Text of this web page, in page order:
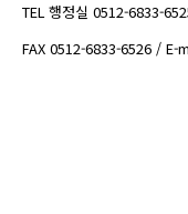
TEL 행정실 0512-6833-
FAX 0512-6833-6526 /